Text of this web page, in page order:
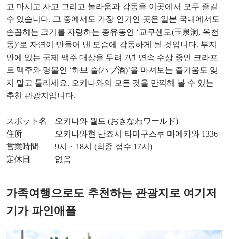
고 마시고 사고 그리고 놀라움과 감동을 이곳에서 모두 즐길
수 있습니다. 그 중에서도 가장 인기인 곳은 일본 국내에서도
손꼽히는 크기를 자랑하는 종유동인 ‘교쿠센도(玉泉洞, 옥천
동)’로 자연이 만들어 낸 모습에 감동하게 될 것입니다. 부지
안에 있는 국제 맥주 대상을 무려 7년 연속 수상 중인 크라프
트 맥주와 명물인 ‘하브 술(ハブ酒)’을 마셔보는 즐거움도 잊
지 말고 들리세요. 오키나와의 모든 것을 만끽해 볼 수 있는
추천 관광지입니다.
スポット名 오키나와 월드 (おきなわワールド)
住所 오키나와현 난죠시 타마구스쿠 마에카와 1336
営業時間 9시 ~ 18시 (최종 접수 17시)
定休日 없음
가족여행으로도 추천하는 관광지로 여기저
기가 파인애플